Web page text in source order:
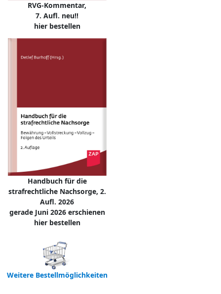
RVG-Kommentar,
7. Aufl. neu!!
hier bestellen
Handbuch für die
strafrechtliche Nachsorge, 2.
Aufl. 2026
gerade Juni 2026 erschienen
hier bestellen
Weitere Bestellmöglichkeiten